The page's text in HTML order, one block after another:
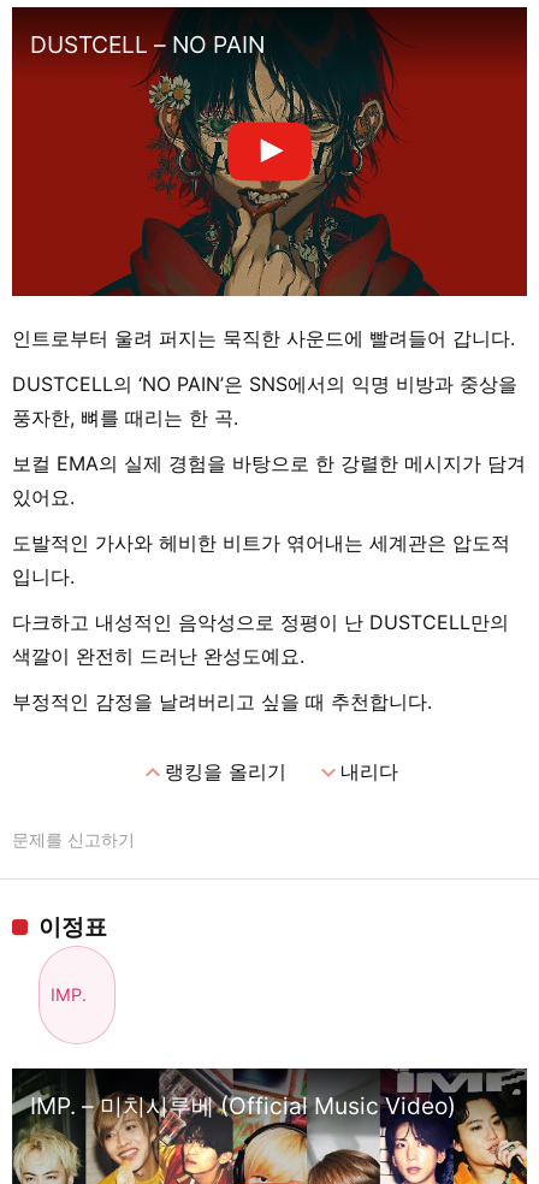
DUSTCELL – NO PAIN
인트로부터 울려 퍼지는 묵직한 사운드에 빨려들어 갑니다.
DUSTCELL의 ‘NO PAIN’은 SNS에서의 익명 비방과 중상을
풍자한, 뼈를 때리는 한 곡.
보컬 EMA의 실제 경험을 바탕으로 한 강렬한 메시지가 담겨
있어요.
도발적인 가사와 헤비한 비트가 엮어내는 세계관은 압도적
입니다.
다크하고 내성적인 음악성으로 정평이 난 DUSTCELL만의
색깔이 완전히 드러난 완성도예요.
부정적인 감정을 날려버리고 싶을 때 추천합니다.
expand_less랭킹을 올리기 expand_more내리다
문제를 신고하기
이정표
IMP.
IMP. – 미치시루베 (Official Music Video)